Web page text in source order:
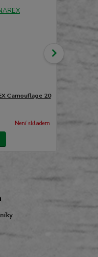
Camouflage 20
Není skladem 2 471 Kč